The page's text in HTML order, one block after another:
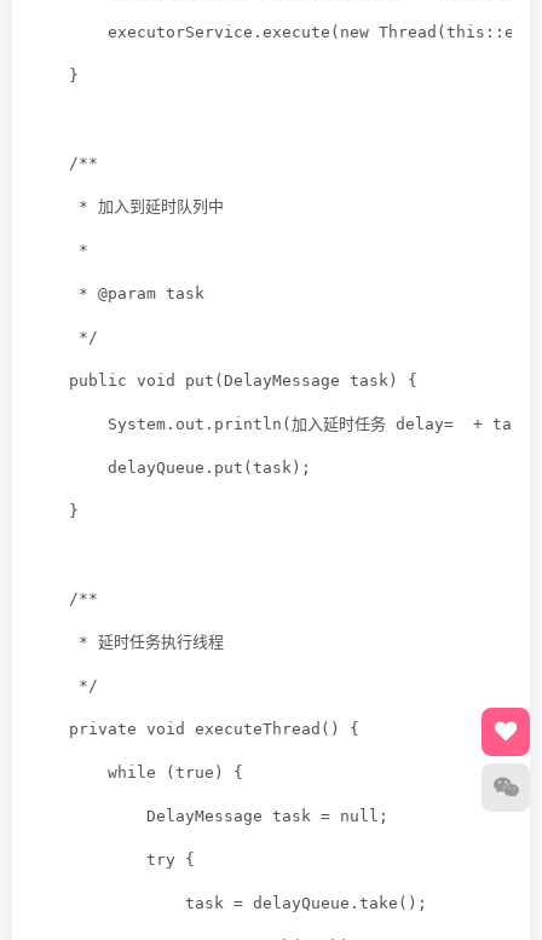
executorService.execute( new Thread( this
}
/**
* 加入到延时队列中
*
* @param task
*/
public void put (DelayMessage task) {
System.out.println( 加入延时任务 delay= +
delayQueue.put(task);
}
/**
* 延时任务执行线程
*/
private void executeThread () {
while ( true ) {
DelayMessage task = null ;
try {
task = delayQueue.take();